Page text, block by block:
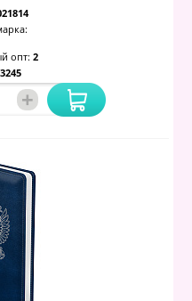
опт: 2
+